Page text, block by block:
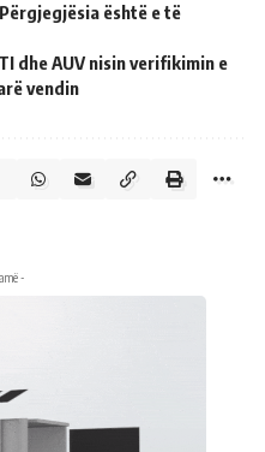
është e të
dhe AUV nisin verifikimin e
vendin
-